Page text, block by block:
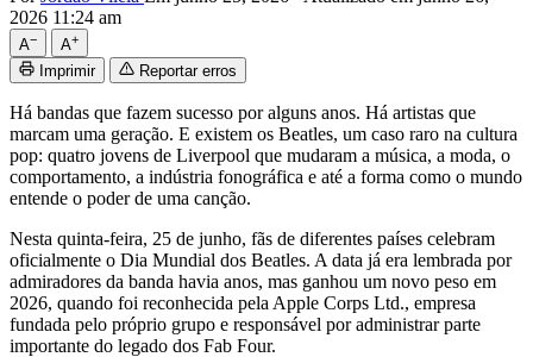
2026 11:24 am
A− A+
Imprimir Reportar erros
Há bandas que fazem sucesso por alguns anos. Há artistas que
marcam uma geração. E existem os Beatles, um caso raro na cultura
pop: quatro jovens de Liverpool que mudaram a música, a moda, o
comportamento, a indústria fonográfica e até a forma como o mundo
entende o poder de uma canção.
Nesta quinta-feira, 25 de junho, fãs de diferentes países celebram
oficialmente o Dia Mundial dos Beatles. A data já era lembrada por
admiradores da banda havia anos, mas ganhou um novo peso em
2026, quando foi reconhecida pela Apple Corps Ltd., empresa
fundada pelo próprio grupo e responsável por administrar parte
importante do legado dos Fab Four.